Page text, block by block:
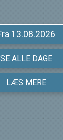
Fra 13.08.2026
SE ALLE DAGE
LÆS MERE